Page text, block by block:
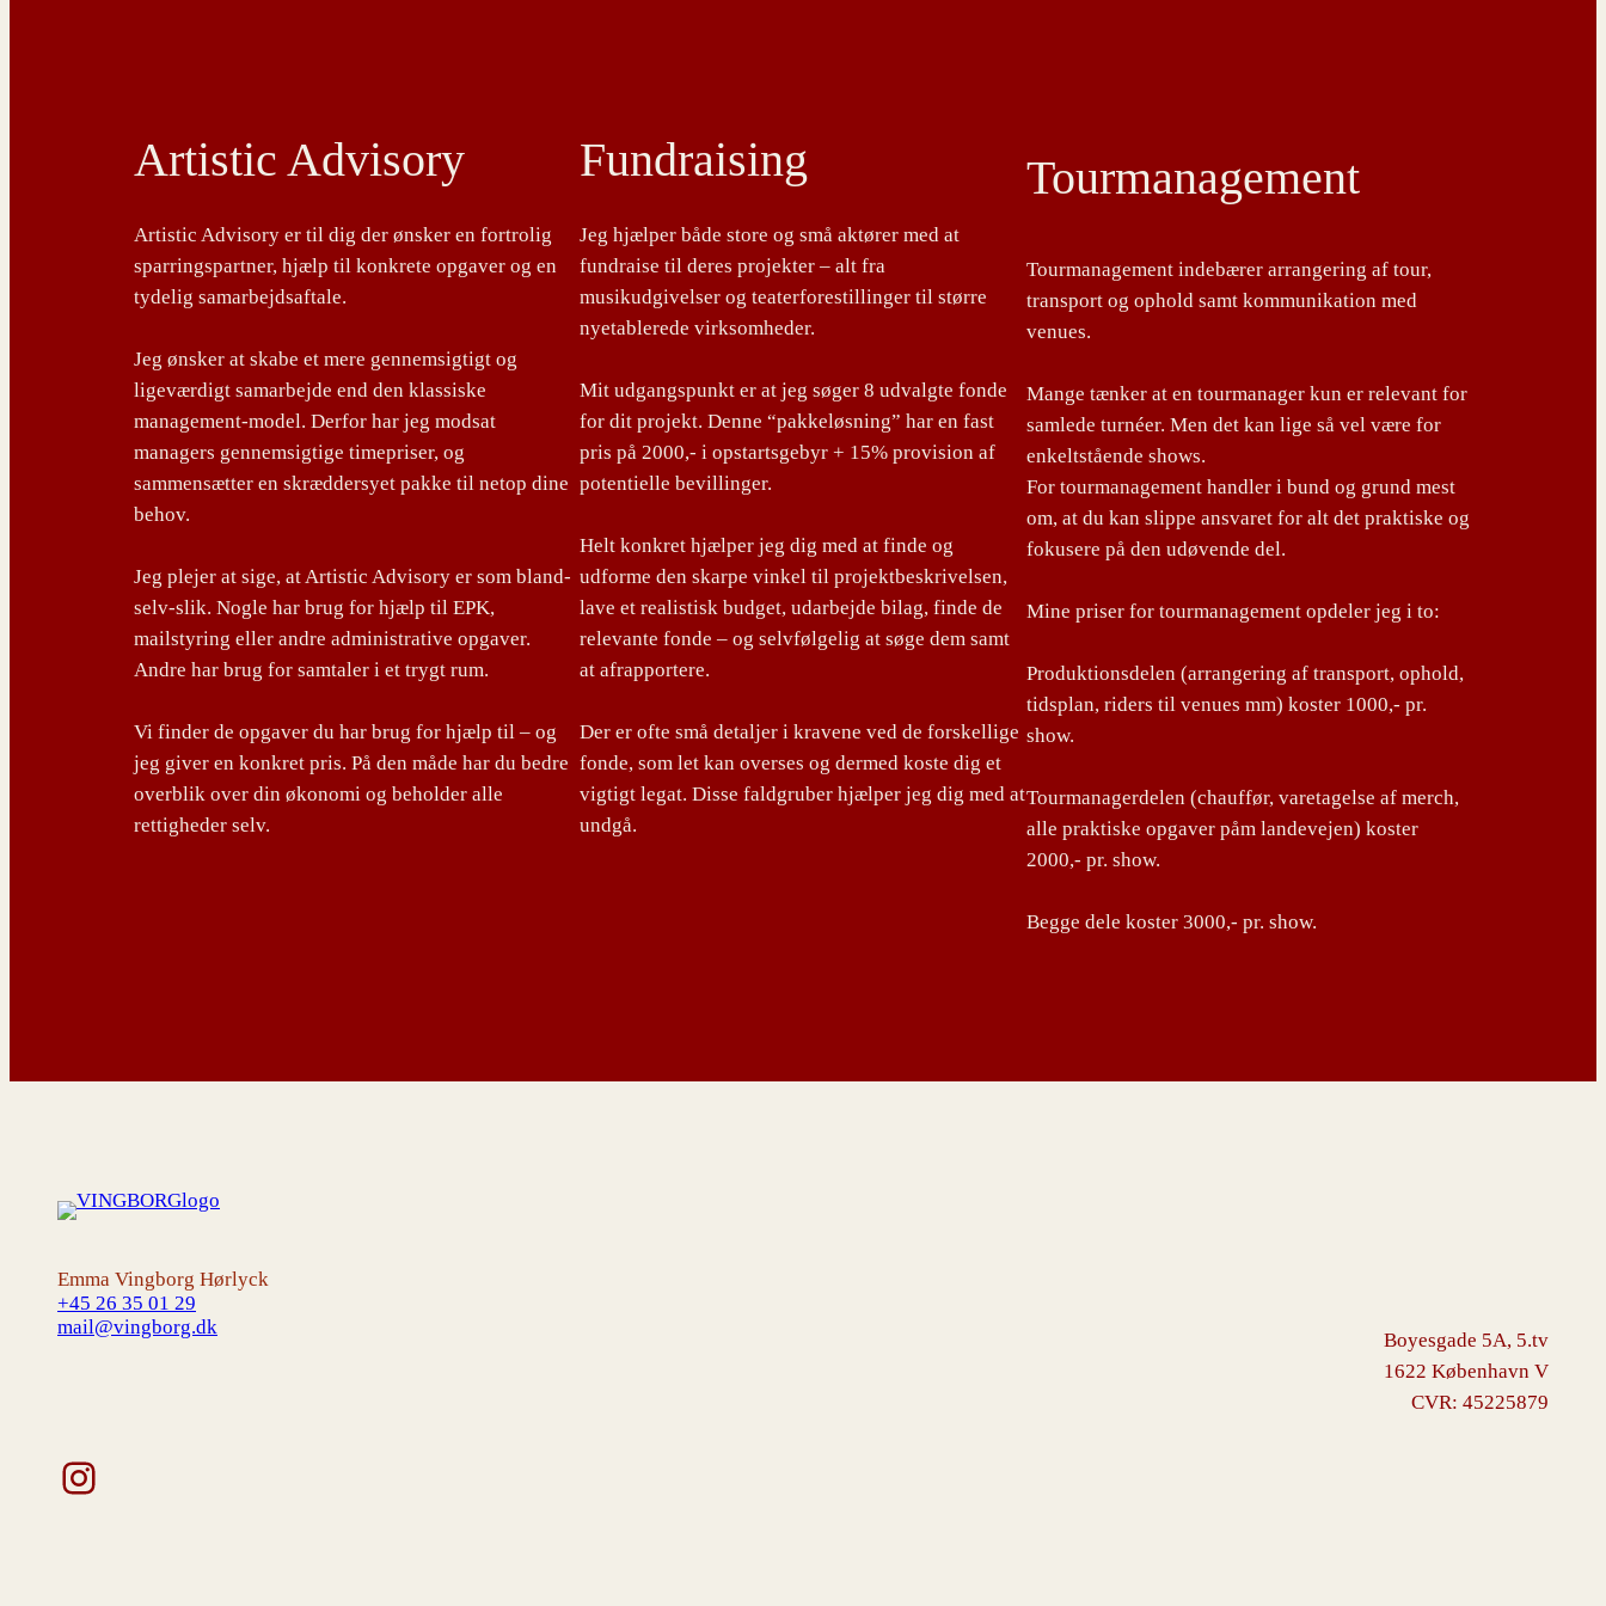
Artistic Advisory
Artistic Advisory er til dig der ønsker en fortrolig
sparringspartner, hjælp til konkrete opgaver og en
tydelig samarbejdsaftale.
Jeg ønsker at skabe et mere gennemsigtigt og
ligeværdigt samarbejde end den klassiske
management-model. Derfor har jeg modsat
managers gennemsigtige timepriser, og
sammensætter en skræddersyet pakke til netop dine
behov.
Jeg plejer at sige, at Artistic Advisory er som bland-
selv-slik. Nogle har brug for hjælp til EPK,
mailstyring eller andre administrative opgaver.
Andre har brug for samtaler i et trygt rum.
Vi finder de opgaver du har brug for hjælp til – og
jeg giver en konkret pris. På den måde har du bedre
overblik over din økonomi og beholder alle
rettigheder selv.
Fundraising
Jeg hjælper både store og små aktører med at
fundraise til deres projekter – alt fra
musikudgivelser og teaterforestillinger til større
nyetablerede virksomheder.
Mit udgangspunkt er at jeg søger 8 udvalgte fonde
for dit projekt. Denne “pakkeløsning” har en fast
pris på 2000,- i opstartsgebyr + 15% provision af
potentielle bevillinger.
Helt konkret hjælper jeg dig med at finde og
udforme den skarpe vinkel til projektbeskrivelsen,
lave et realistisk budget, udarbejde bilag, finde de
relevante fonde – og selvfølgelig at søge dem samt
at afrapportere.
Der er ofte små detaljer i kravene ved de forskellige
fonde, som let kan overses og dermed koste dig et
vigtigt legat. Disse faldgruber hjælper jeg dig med at
undgå.
Tourmanagement
Tourmanagement indebærer arrangering af tour,
transport og ophold samt kommunikation med
venues.
Mange tænker at en tourmanager kun er relevant for
samlede turnéer. Men det kan lige så vel være for
enkeltstående shows.
For tourmanagement handler i bund og grund mest
om, at du kan slippe ansvaret for alt det praktiske og
fokusere på den udøvende del.
Mine priser for tourmanagement opdeler jeg i to:
Produktionsdelen (arrangering af transport, ophold,
tidsplan, riders til venues mm) koster 1000,- pr.
show.
Tourmanagerdelen (chauffør, varetagelse af merch,
alle praktiske opgaver påm landevejen) koster
2000,- pr. show.
Begge dele koster 3000,- pr. show.
Emma Vingborg Hørlyck
+45 26 35 01 29
mail@vingborg.dk
Instagram
Boyesgade 5A, 5.tv
1622 København V
CVR: 45225879